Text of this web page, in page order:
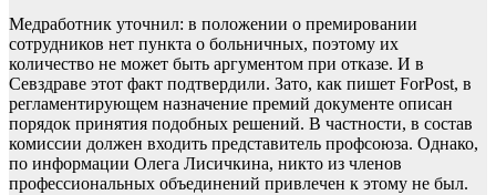
Медработник уточнил: в положении о премировании
сотрудников нет пункта о больничных, поэтому их
количество не может быть аргументом при отказе. И в
Севздраве этот факт подтвердили. Зато, как пишет ForPost, в
регламентирующем назначение премий документе описан
порядок принятия подобных решений. В частности, в состав
комиссии должен входить представитель профсоюза. Однако,
по информации Олега Лисичкина, никто из членов
профессиональных объединений привлечен к этому не был.